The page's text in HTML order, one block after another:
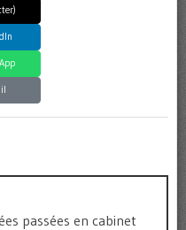
passées en cabinet